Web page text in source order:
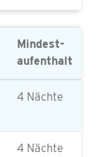
Mindest-
aufenthalt
4 Nächte
4 Nächte